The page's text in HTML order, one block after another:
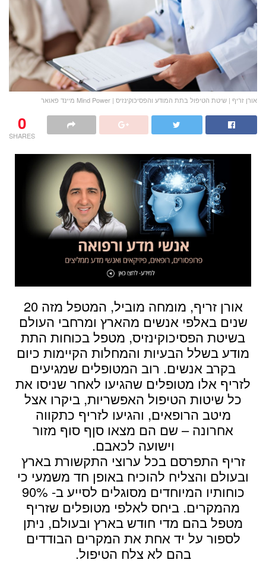
אורן זריף | שיטת הטיפול בתת המודע והפסיכוקינזיס | Mind Power מיינד פאואר
0
SHARES
אורן זריף, מומחה מוביל, המטפל מזה 20
שנים באלפי אנשים מהארץ ומרחבי העולם
בשיטת הפסיכוקינזיס, מטפל בכוחות התת
מודע בשלל הבעיות והמחלות הקיימות כיום
בקרב אנשים. רוב המטופלים שמגיעים
לזריף אלו מטופלים שהגיעו לאחר שניסו את
כל שיטות הטיפול האפשריות, ביקרו אצל
מיטב הרופאים, והגיעו לזריף כתקווה
אחרונה – שם הם מצאו סןף סוף מזור
וישועה לכאבם.
זריף התפרסם בכל ערוצי התקשורת בארץ
ובעולם והצליח להוכיח באופן חד משמעי כי
כוחותיו המיוחדים מסוגלים לסייע ב- 90%
מהמקרים. ביחס לאלפי מטופלים שזריף
מטפל בהם מדי חודש בארץ ובעולם, ניתן
לספור על יד אחת את המקרים הבודדים
בהם לא צלח הטיפול.